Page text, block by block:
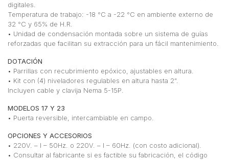
digitales.
Temperatura de trabajo: -18 °C a -22 °C en ambiente externo de
32 °C y 65% de H.R.
• Unidad de condensación montada sobre un sistema de guías
reforzadas que facilitan su extracción para un fácil mantenimiento.
DOTACIÓN
• Parrillas con recubrimiento epóxico, ajustables en altura.
• Kit con (4) niveladores regulables en altura hasta 2”.
Incluyen cable y clavija Nema 5-15P.
MODELOS 17 Y 23
• Puerta reversible, intercambiable en campo.
OPCIONES Y ACCESORIOS
• 220V. – I – 50Hz. o 220V. – I – 60Hz. (con costo adicional).
• Consultar al fabricante si es factible su fabricación, el código